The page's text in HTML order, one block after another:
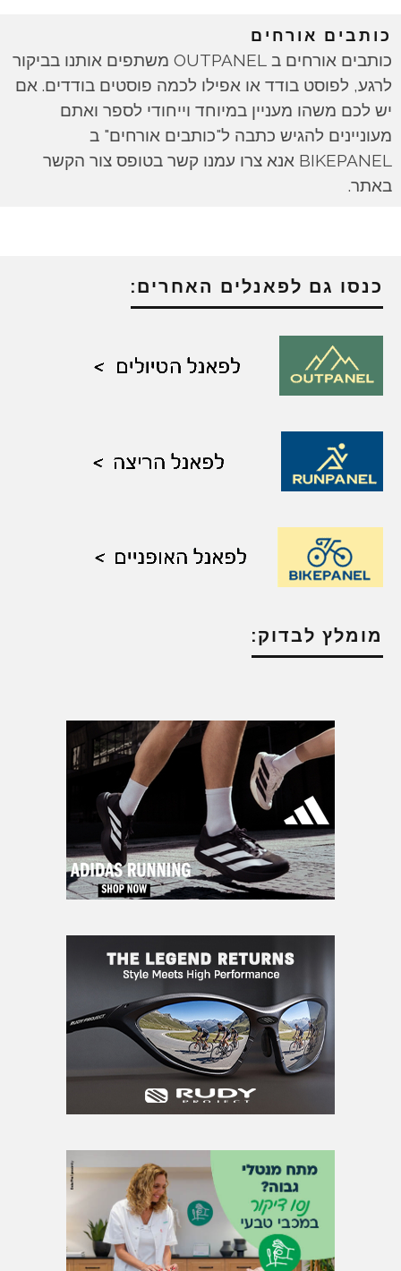
כותבים אורחים
כותבים אורחים ב OUTPANEL משתפים אותנו בביקור
לרגע, לפוסט בודד או אפילו לכמה פוסטים בודדים. אם
יש לכם משהו מעניין במיוחד וייחודי לספר ואתם
מעוניינים להגיש כתבה ל"כותבים אורחים" ב
BIKEPANEL אנא צרו עמנו קשר בטופס צור הקשר
באתר.
כנסו גם לפאנלים האחרים:
מומלץ לבדוק: